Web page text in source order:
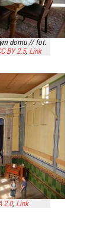
domu // fot.
BY 2.5, Link
2.0, Link